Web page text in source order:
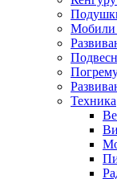
Мобили
Техника